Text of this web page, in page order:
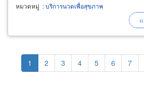
ทั่วประเทศไทย
หมวดหมู่ :บริการนวดเพื่อสุขภาพ
Pagination
Current
page
1 Page
2 Page
3 Page
4 Page
5 Page
6 Page
7